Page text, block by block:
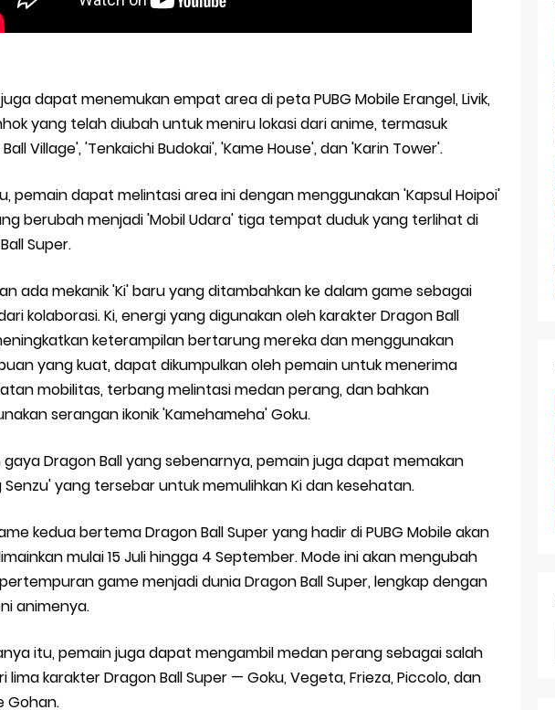
dapat menemukan empat area di peta PUBG Mobile Erangel, Livik,
yang telah diubah untuk meniru lokasi dari anime, termasuk
Village', 'Tenkaichi Budokai', 'Kame House', dan 'Karin Tower'.
pemain dapat melintasi area ini dengan menggunakan 'Kapsul Hoipoi'
berubah menjadi 'Mobil Udara' tiga tempat duduk yang terlihat di
Super.
ada mekanik 'Ki' baru yang ditambahkan ke dalam game sebagai
kolaborasi. Ki, energi yang digunakan oleh karakter Dragon Ball
keterampilan bertarung mereka dan menggunakan
yang kuat, dapat dikumpulkan oleh pemain untuk menerima
mobilitas, terbang melintasi medan perang, dan bahkan
serangan ikonik 'Kamehameha' Goku.
gaya Dragon Ball yang sebenarnya, pemain juga dapat memakan
Senzu' yang tersebar untuk memulihkan Ki dan kesehatan.
kedua bertema Dragon Ball Super yang hadir di PUBG Mobile akan
mulai 15 Juli hingga 4 September. Mode ini akan mengubah
game menjadi dunia Dragon Ball Super, lengkap dengan
animenya.
itu, pemain juga dapat mengambil medan perang sebagai salah
lima karakter Dragon Ball Super — Goku, Vegeta, Frieza, Piccolo, dan
Gohan.